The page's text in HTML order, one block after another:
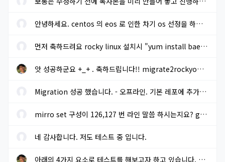
안녕하세요. centos 의 eos 로 인한 차기 os 선정을 하려고 합니다. r...
먼저 축하드려요 rocky linux 설치시 "yum install baekmuk-ttf-...
앗 성공하군요 +_+ . 축하드립니다!! migrate2rockyoffline.sh 로 파...
Migration 성공 했습니다. - 오프라인. 기본 레포에 추가적으로 extra...
mirro set 구성이 126,127 번 라인 말씀 하시는지요? gpg key sms 117...
네 감사합니다. 저도 테스트 중 입니다.
아래의 4가지 요소로 테스트를 해보고자 하고 있습니다. 결과가 나오...